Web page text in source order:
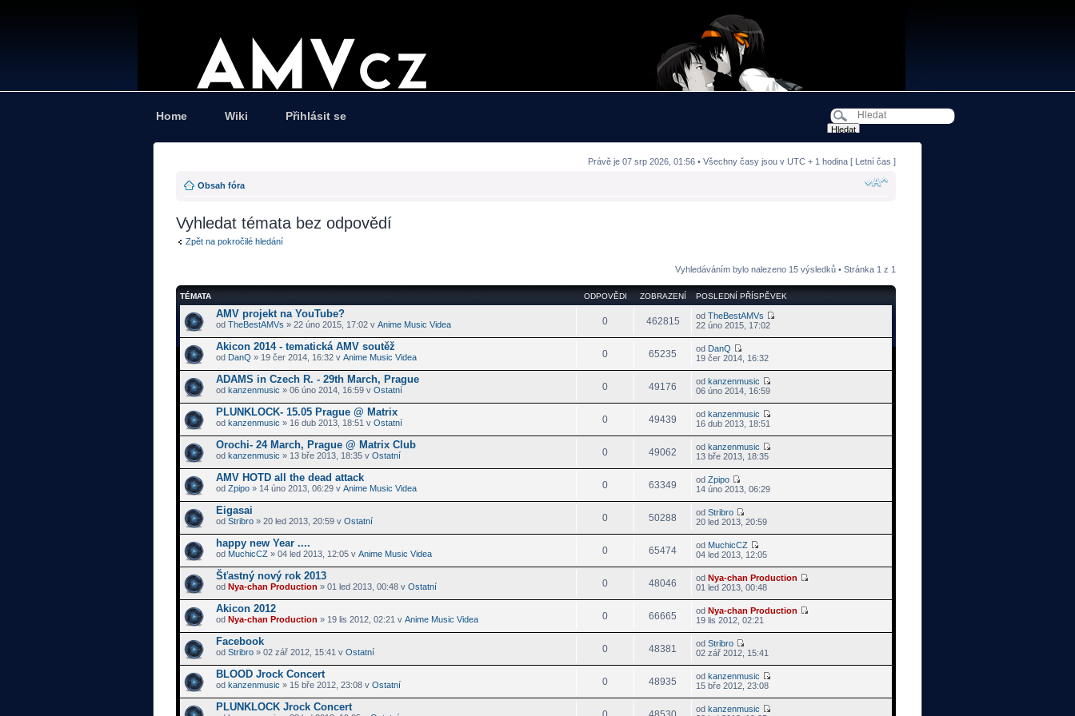
Home Wiki Přihlásit se
Právě je 07 srp 2026, 01:56 • Všechny časy jsou v UTC + 1 hodina [ Letní čas ]
Obsah fóra
Vyhledat témata bez odpovědí
Zpět na pokročilé hledání
Vyhledáváním bylo nalezeno 15 výsledků • Stránka 1 z 1
TÉMATA ODPOVĚDI ZOBRAZENÍ POSLEDNÍ PŘÍSPĚVEK
AMV projekt na YouTube?
od TheBestAMVs » 22 úno 2015, 17:02 v Anime Music Videa 0 462815 odTheBestAMVs
22 úno 2015, 17:02
Akicon 2014 - tematická AMV soutěž
od DanQ » 19 čer 2014, 16:32 v Anime Music Videa 0 65235 od DanQ
19 čer 2014, 16:32
ADAMS in Czech R. - 29th March, Prague
od kanzenmusic » 06 úno 2014, 16:59 v Ostatní 0 49176 odkanzenmusic
06 úno 2014, 16:59
PLUNKLOCK- 15.05 Prague @ Matrix
od kanzenmusic » 16 dub 2013, 18:51 v Ostatní 0 49439 odkanzenmusic
16 dub 2013, 18:51
Orochi- 24 March, Prague @ Matrix Club
od kanzenmusic » 13 bře 2013, 18:35 v Ostatní 0 49062 odkanzenmusic
13 bře 2013, 18:35
AMV HOTD all the dead attack
od Zpipo » 14 úno 2013, 06:29 v Anime Music Videa 0 63349 odZpipo
14 úno 2013, 06:29
Eigasai
od Stribro » 20 led 2013, 20:59 v Ostatní 0 50288 odStribro
20 led 2013, 20:59
happy new Year ....
od MuchicCZ » 04 led 2013, 12:05 v Anime Music Videa 0 65474 od MuchicCZ
04 led 2013, 12:05
Šťastný nový rok 2013
od Nya-chan Production » 01 led 2013, 00:48 v Ostatní 0 48046 odNya-chan Production
01 led 2013, 00:48
Akicon 2012
od Nya-chan Production » 19 lis 2012, 02:21 v Anime Music Videa 0 66665 odNya-chan Production
19 lis 2012, 02:21
Facebook
od Stribro » 02 zář 2012, 15:41 v Ostatní 0 48381 odStribro
02 zář 2012, 15:41
BLOOD Jrock Concert
od kanzenmusic » 15 bře 2012, 23:08 v Ostatní 0 48935 odkanzenmusic
15 bře 2012, 23:08
PLUNKLOCK Jrock Concert odkanzenmusic